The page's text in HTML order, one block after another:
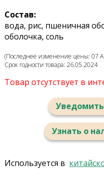
Состав:
вода, рис, пшеничная
оболочка, соль
(Последнее изменение цены: 07
Срок годности товара: 26.05.2024
Товар отсутствует в
Узнать о
Используется в